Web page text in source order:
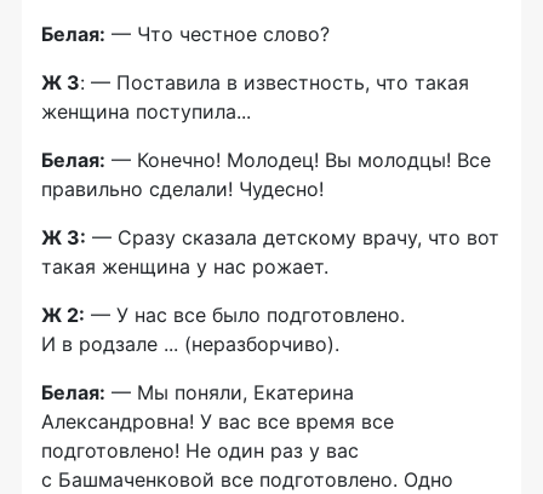
Белая: — Что честное слово?
Ж 3: — Поставила в известность, что такая
женщина поступила...
Белая: — Конечно! Молодец! Вы молодцы! Все
правильно сделали! Чудесно!
Ж 3: — Сразу сказала детскому врачу, что вот
такая женщина у нас рожает.
Ж 2: — У нас все было подготовлено.
И в родзале ... (неразборчиво).
Белая: — Мы поняли, Екатерина
Александровна! У вас все время все
подготовлено! Не один раз у вас
с Башмаченковой все подготовлено. Одно